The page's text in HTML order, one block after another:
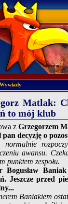
Wywiady
Matlak:
to mój klub
z Grzegorzem
pan decyzję o
normalnie
awansu.
punktem zespołu.
Bogusław
Jeszcze przed
Baniakiem